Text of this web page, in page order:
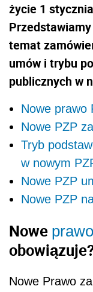
życie 1
temat
umów i trybu
publicznych w
Nowe prawo
Nowe PZP
Tryb
w nowym
Nowe PZP
Nowe PZP
Nowe prawo
Nowe Prawo